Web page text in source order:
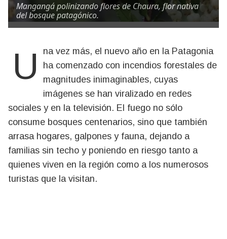
Mangangá polinizando flores de Chaura, flor nativa
del bosque patagónico.
Una vez más, el nuevo año en la Patagonia
ha comenzado con incendios forestales de
magnitudes inimaginables, cuyas
imágenes se han viralizado en redes
sociales y en la televisión. El fuego no sólo
consume bosques centenarios, sino que también
arrasa hogares, galpones y fauna, dejando a
familias sin techo y poniendo en riesgo tanto a
quienes viven en la región como a los numerosos
turistas que la visitan.